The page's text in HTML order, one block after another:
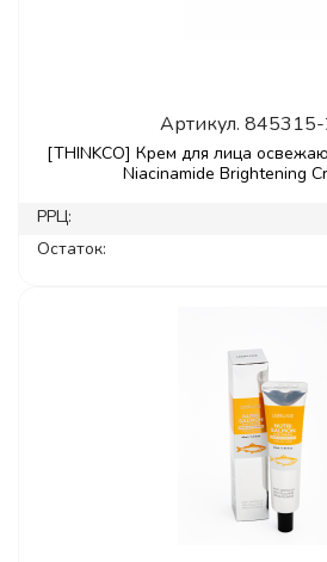
Артикул. 845315-
[THINKCO] Крем для лица
Niacinamide Brightening
РРЦ:
Остаток: